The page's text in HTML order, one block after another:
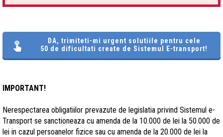
DA, trimiteti-mi urgent solutiile pentru cele
50 de dificultati create de Sistemul E-transport!
IMPORTANT!
Nerespectarea obligatiilor prevazute de legislatia privind Sistemul e-
Transport se sanctioneaza cu amenda de la 10.000 de lei la 50.000 de
lei in cazul persoanelor fizice sau cu amenda de la 20.000 de lei la